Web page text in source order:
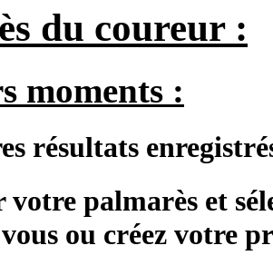
du coureur :
moments :
résultats
votre palmarès et
ou créez votre